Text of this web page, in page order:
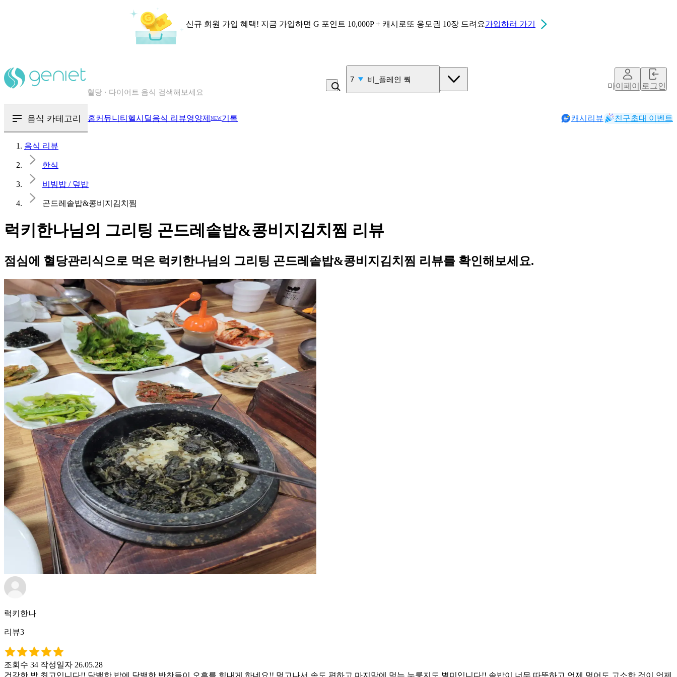
신규 회원 가입 혜택! 지금 가입하면 G 포인트 10,000P + 캐시로또 응모권 10장 드려요가입하러 가기
혈당 · 다이어트 음식 검색해보세요
8 김밥
마이페이지로그인
음식 카테고리 홈커뮤니티 헬시딜음식 리뷰영양제 NEW기록 캐시리뷰 친구초대 이벤트
음식 리뷰
한식
비빔밥 / 덮밥
곤드레솥밥&콩비지김치찜
럭키한나님의 그리팅 곤드레솥밥&콩비지김치찜 리뷰
점심에 혈당관리식으로 먹은 럭키한나님의 그리팅 곤드레솥밥&콩비지김치찜 리뷰를 확인해보세요.
럭키한나
리뷰3
조회수 34 작성일자 26.05.28
건강한 밥 최고입니다!! 담백한 밥에 담백한 반찬들이 오후를 힘내게 하네요!! 먹고나서 속도 편하고 마지막에 먹는 누룽지도 별미입니다!! 솥밥이 너무 따뜻하고 언제 먹어도 고소한 것이 언제